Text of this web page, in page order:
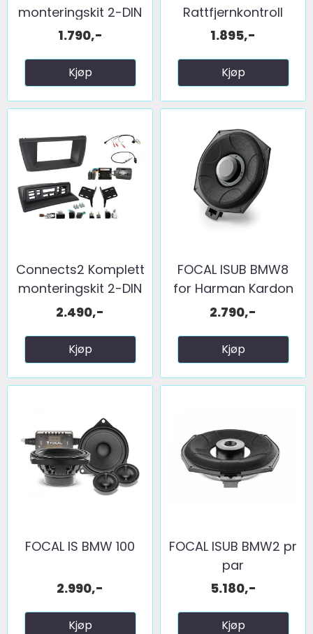
monteringskit 2-DIN
...
1.790,-
Kjøp
Rattfjernkontroll
interface ...
1.895,-
Kjøp
Connects2 Komplett
monteringskit 2-DIN
...
2.490,-
Kjøp
FOCAL ISUB BMW8
for Harman Kardon
2.790,-
Kjøp
FOCAL IS BMW 100
2.990,-
Kjøp
FOCAL ISUB BMW2 pr
par
5.180,-
Kjøp